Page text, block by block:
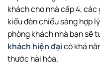
khách cho nhà cấp 4,
kiểu đèn chiếu sáng hợp
phòng khách nhà bạn sẽ
khách hiện đạicó khả
thước hài hòa.